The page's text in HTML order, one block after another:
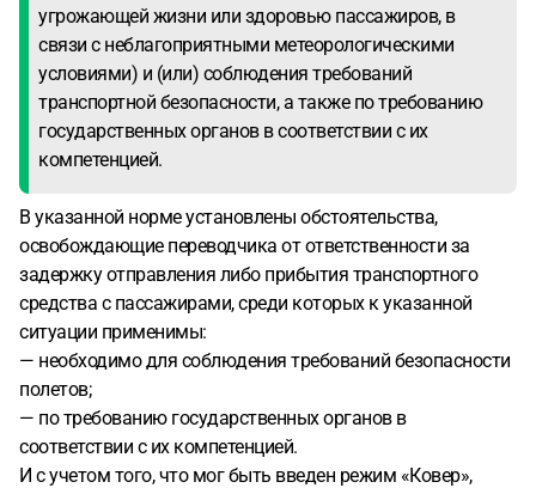
угрожающей жизни или здоровью пассажиров, в
связи с неблагоприятными метеорологическими
условиями) и (или) соблюдения требований
транспортной безопасности, а также по требованию
государственных органов в соответствии с их
компетенцией.
В указанной норме установлены обстоятельства,
освобождающие переводчика от ответственности за
задержку отправления либо прибытия транспортного
средства с пассажирами, среди которых к указанной
ситуации применимы:
— необходимо для соблюдения требований безопасности
полетов;
— по требованию государственных органов в
соответствии с их компетенцией.
И с учетом того, что мог быть введен режим «Ковер»,